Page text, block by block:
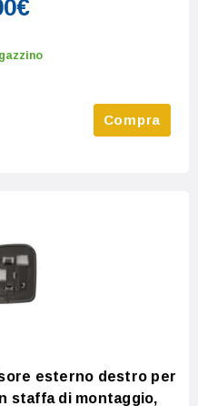
Compra
esterno destro per
staffa di montaggio,